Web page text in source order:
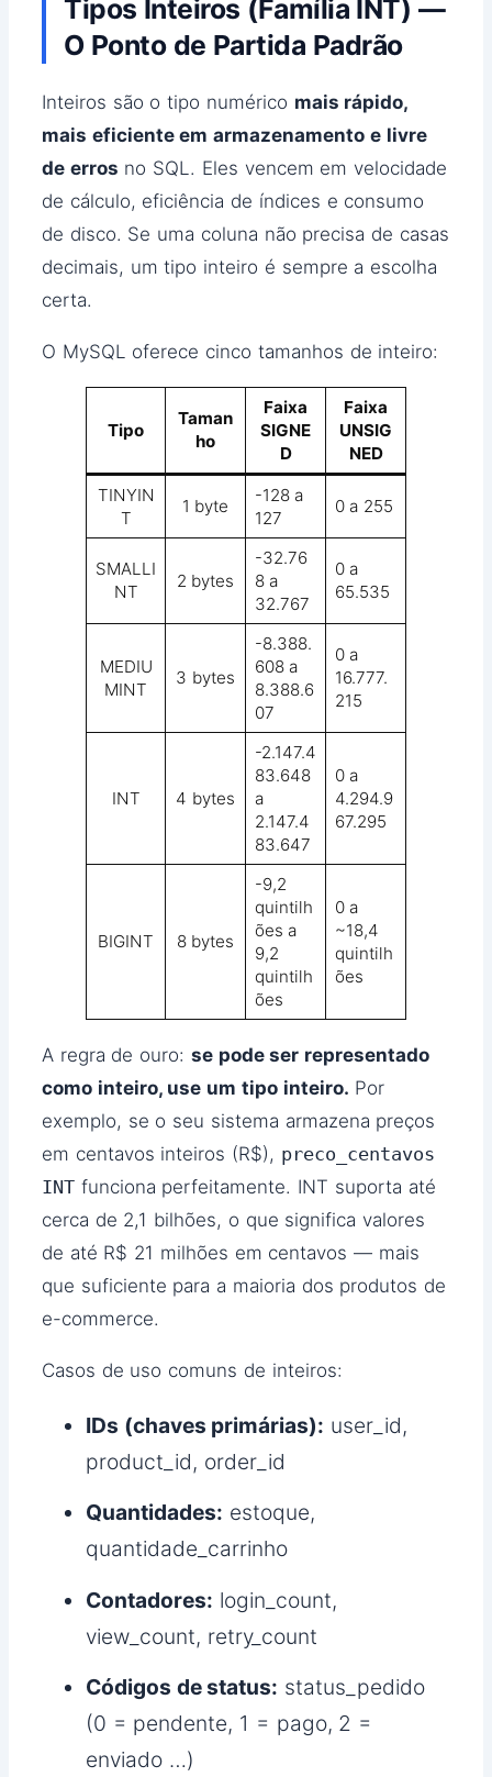
Tipos Inteiros (Família INT) —
O Ponto de Partida Padrão
Inteiros são o tipo numérico mais rápido,
mais eficiente em armazenamento e livre
de erros no SQL. Eles vencem em velocidade
de cálculo, eficiência de índices e consumo
de disco. Se uma coluna não precisa de casas
decimais, um tipo inteiro é sempre a escolha
certa.
O MySQL oferece cinco tamanhos de inteiro:
Tipo
Taman
ho
Faixa
SIGNE
D
Faixa
UNSIG
NED
TINYIN
T
1 byte
-128 a
127
0 a 255
SMALLI
NT
2 bytes
-32.76
8 a
32.767
0 a
65.535
MEDIU
MINT
3 bytes
-8.388.
608 a
8.388.6
07
0 a
16.777.
215
INT 4 bytes
-2.147.4
83.648
a
2.147.4
83.647
0 a
4.294.9
67.295
BIGINT 8 bytes
-9,2
quintilh
ões a
9,2
quintilh
ões
0 a
~18,4
quintilh
ões
A regra de ouro: se pode ser representado
como inteiro, use um tipo inteiro. Por
exemplo, se o seu sistema armazena preços
em centavos inteiros (R$), preco_centavos
INT funciona perfeitamente. INT suporta até
cerca de 2,1 bilhões, o que significa valores
de até R$ 21 milhões em centavos — mais
que suficiente para a maioria dos produtos de
e-commerce.
Casos de uso comuns de inteiros:
IDs (chaves primárias): user_id,
product_id, order_id
Quantidades: estoque,
quantidade_carrinho
Contadores: login_count,
view_count, retry_count
Códigos de status: status_pedido
(0 = pendente, 1 = pago, 2 =
enviado …)